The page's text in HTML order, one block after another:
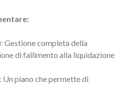
: Gestione completa della
di fallimento alla liquidazione
: Un piano che permette di